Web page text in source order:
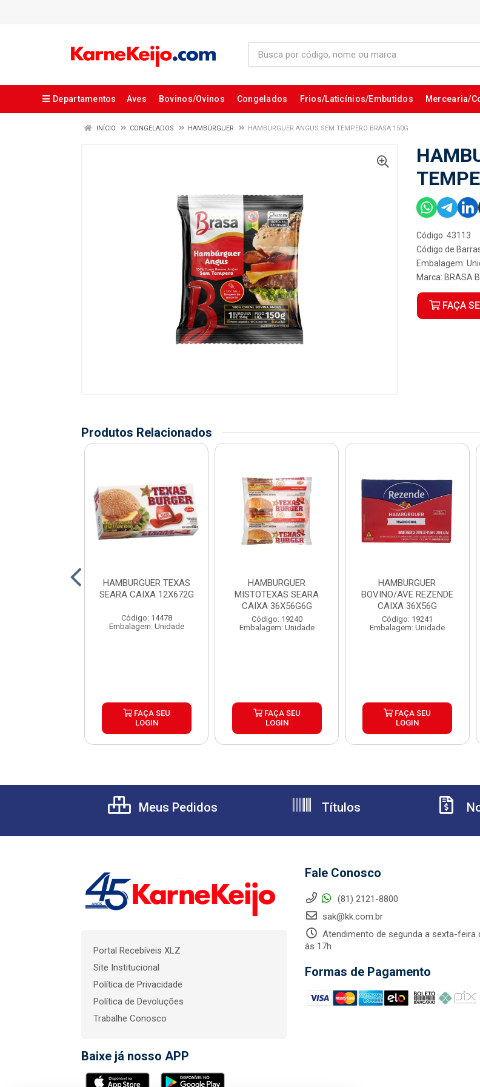
Departamentos Aves Bovinos/Ovinos Congelados Frios/Laticínios/Embutidos Mercearia/
INÍCIO CONGELADOS HAMBÚRGUER HAMBURGUER ANGUS SEM TEMPERO BRASA 150G
Código: 43113
Código de
Embalagem:
Marca: BRASA
FAÇA
Produtos Relacionados
HAMBURGUER TEXAS
SEARA CAIXA 12X672G
Código: 14478
Embalagem: Unidade
FAÇA SEU
LOGIN
HAMBURGUER
MISTOTEXAS SEARA
CAIXA 36X56G6G
Código: 19240
Embalagem: Unidade
FAÇA SEU
LOGIN
HAMBURGUER
BOVINO/AVE REZENDE
CAIXA 36X56G
Código: 19241
Embalagem: Unidade
FAÇA SEU
LOGIN
Meus Pedidos Títulos
Portal Recebíveis XLZ
Site Institucional
Política de Privacidade
Política de Devoluções
Trabalhe Conosco
Baixe já nosso APP
Fale Conosco
(81) 2121-8800
sak@kk.com.br
Atendimento de segunda a sexta-feira
às 17h
Formas de Pagamento